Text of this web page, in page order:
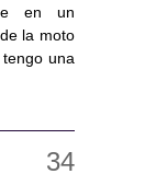
en un
la moto
una